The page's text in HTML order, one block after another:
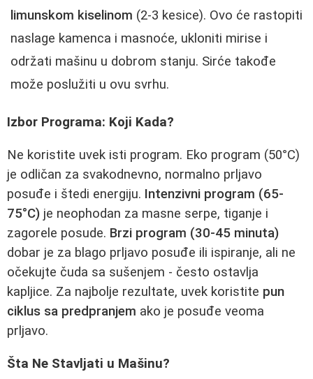
limunskom kiselinom (2-3 kesice). Ovo će rastopiti
naslage kamenca i masnoće, ukloniti mirise i
održati mašinu u dobrom stanju. Sirće takođe
može poslužiti u ovu svrhu.
Izbor Programa: Koji Kada?
Ne koristite uvek isti program. Eko program (50°C)
je odličan za svakodnevno, normalno prljavo
posuđe i štedi energiju. Intenzivni program (65-
75°C) je neophodan za masne serpe, tiganje i
zagorele posude. Brzi program (30-45 minuta)
dobar je za blago prljavo posuđe ili ispiranje, ali ne
očekujte čuda sa sušenjem - često ostavlja
kapljice. Za najbolje rezultate, uvek koristite pun
ciklus sa predpranjem ako je posuđe veoma
prljavo.
Šta Ne Stavljati u Mašinu?